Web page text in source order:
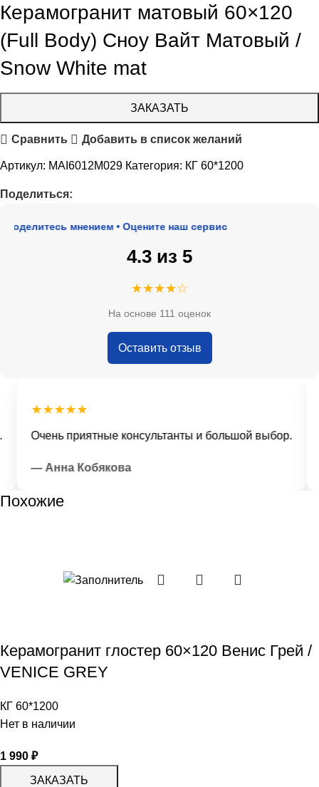
Керамогранит матовый 60×120
(Full Body) Сноу Вайт Матовый /
Snow White mat
ЗАКАЗАТЬ
Сравнить Добавить в список желаний
Артикул: MAI6012M029 Категория: КГ 60*1200
Поделиться:
мнением • Оцените наш сервис
4.3 из 5
★★★★☆
На основе 111 оценок
Оставить отзыв
★★★★★
Очень приятные консультанты и большой выбор.
— Анна Кобякова
Похожие
Керамогранит глостер 60×120 Венис Грей /
VENICE GREY
КГ 60*1200
Нет в наличии
1 990 ₽
ЗАКАЗАТЬ